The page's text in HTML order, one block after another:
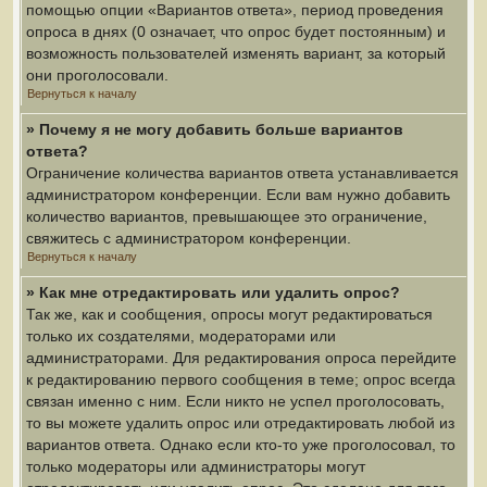
помощью опции «Вариантов ответа», период проведения
опроса в днях (0 означает, что опрос будет постоянным) и
возможность пользователей изменять вариант, за который
они проголосовали.
Вернуться к началу
» Почему я не могу добавить больше вариантов
ответа?
Ограничение количества вариантов ответа устанавливается
администратором конференции. Если вам нужно добавить
количество вариантов, превышающее это ограничение,
свяжитесь с администратором конференции.
Вернуться к началу
» Как мне отредактировать или удалить опрос?
Так же, как и сообщения, опросы могут редактироваться
только их создателями, модераторами или
администраторами. Для редактирования опроса перейдите
к редактированию первого сообщения в теме; опрос всегда
связан именно с ним. Если никто не успел проголосовать,
то вы можете удалить опрос или отредактировать любой из
вариантов ответа. Однако если кто-то уже проголосовал, то
только модераторы или администраторы могут